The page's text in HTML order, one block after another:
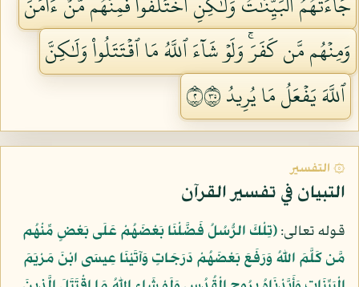
وَمِنۡهُم مَّن كَفَرَۚ وَلَوۡ شَآءَ ٱللَّهُ مَا ٱقۡتَتَلُواْ وَلَٰكِنَّ
ٱللَّهَ يَفۡعَلُ مَا يُرِيدُ ٢٥٣
۞ التفسير
التبيان في تفسير القرآن
قوله تعالى:﴿تِلْكَ الرُّسُلُ فَضَّلْنَا بَعْضَهُمْ عَلَى بَعْضٍ مِّنْهُم
مَّن كَلَّمَ اللّهُ وَرَفَعَ بَعْضَهُمْ دَرَجَاتٍ وَآتَيْنَا عِيسَى ابْنَ مَرْيَمَ